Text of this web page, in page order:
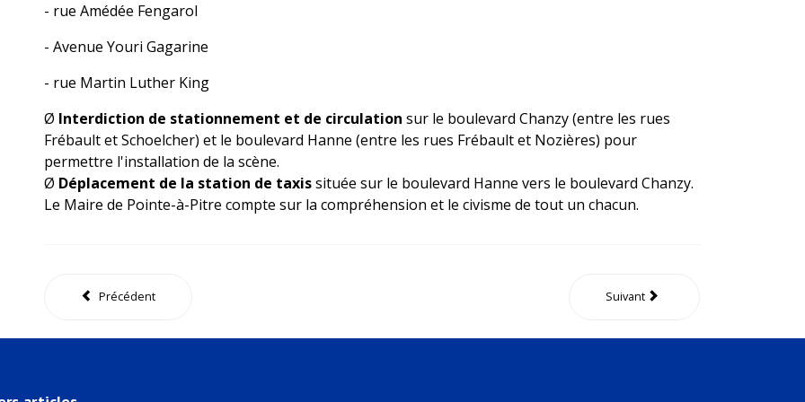
- rue Amédée Fengarol
- Avenue Youri Gagarine
- rue Martin Luther King
Ø Interdiction de stationnement et de circulation sur le boulevard Chanzy (entre les rues
Frébault et Schoelcher) et le boulevard Hanne (entre les rues Frébault et Nozières) pour
permettre l'installation de la scène.
Ø Déplacement de la station de taxissituée sur le boulevard Hanne vers le boulevard Chanzy.
Le Maire de Pointe-à-Pitre compte sur la compréhension et le civisme de tout un chacun.
Précédent Suivant